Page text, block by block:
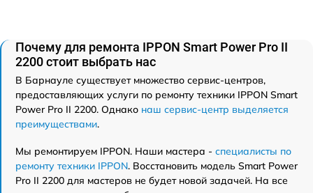
Почему для ремонта IPPON Smart Power Pro II
2200 стоит выбрать нас
В Барнауле существует множество сервис-центров,
предоставляющих услуги по ремонту техники IPPON Smart
Power Pro II 2200. Однако наш сервис-центр выделяется
преимуществами.
Мы ремонтируем IPPON. Наши мастера - специалисты по
ремонту техники IPPON. Восстановить модель Smart Power
Pro II 2200 для мастеров не будет новой задачей. На все